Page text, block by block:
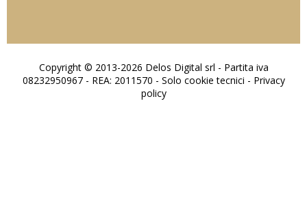
Copyright © 2013-2026 Delos Digital srl - Partita iva
08232950967 - REA: 2011570 - Solo cookie tecnici - Privacy
policy